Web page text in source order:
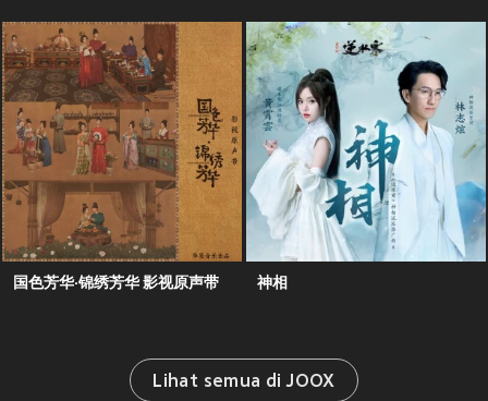
国色芳华·锦绣芳华 影视原声带 神相
Lihat semua di JOOX